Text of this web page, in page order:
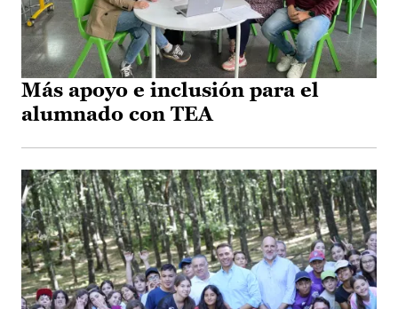
Más apoyo e inclusión para el
alumnado con TEA